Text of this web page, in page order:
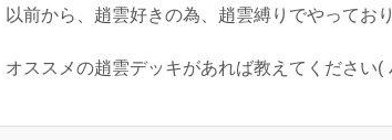
以前から、趙雲好きの為、趙雲縛りでやってお
オススメの趙雲デッキがあれば教えてください(